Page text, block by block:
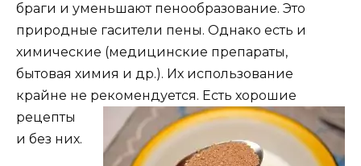
браги и уменьшают пенообразование. Это
природные гасители пены. Однако есть и
химические (медицинские препараты,
бытовая химия и др.). Их использование
крайне не рекомендуется. Есть хорошие
рецепты
и без них.